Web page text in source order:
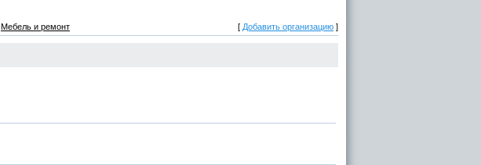
Мебель и ремонт [ Добавить организацию ]